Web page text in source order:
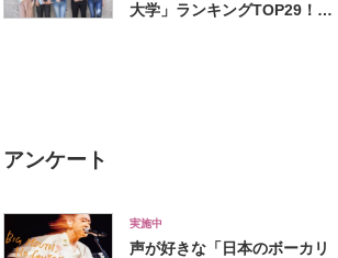
大学」ランキングTOP29！
アンケート
実施中
声が好きな「日本のボーカリ